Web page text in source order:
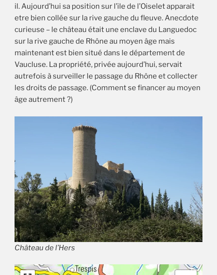
il. Aujourd’hui sa position sur l’ile de l’Oiselet apparait
etre bien collée sur la rive gauche du fleuve. Anecdote
curieuse – le château était une enclave du Languedoc
sur la rive gauche de Rhône au moyen âge mais
maintenant est bien situé dans le département de
Vaucluse. La propriété, privée aujourd’hui, servait
autrefois à surveiller le passage du Rhône et collecter
les droits de passage. (Comment se financer au moyen
âge autrement ?)
Château de l’Hers